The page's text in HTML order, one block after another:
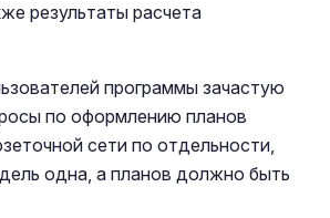
результаты расчета
программы зачастую
по оформлению планов
сети по отдельности,
одна, а планов должно быть